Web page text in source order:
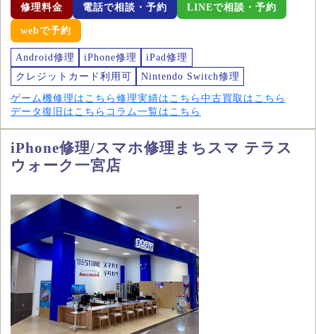
修理料金 電話で相談・予約 LINEで相談・予約
webで予約
Android修理 iPhone修理
iPad修理
クレジットカード利用可
Nintendo Switch修理
ゲーム機修理はこちら 修理実績はこちら 中古買取はこちら
データ復旧はこちら コラム一覧はこちら
iPhone修理/スマホ修理まちスマ テラス
ウォーク一宮店